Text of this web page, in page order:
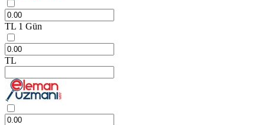
TL 1 Gün
TL